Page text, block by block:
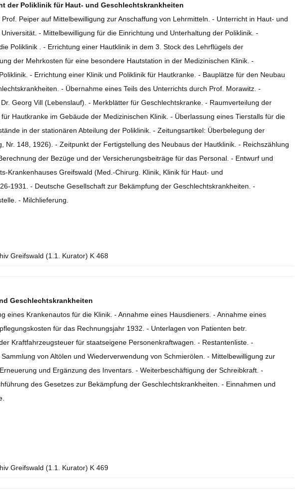
der Poliklinik für Haut- und Geschlechtskrankheiten
Prof. Peiper auf Mittelbewilligung zur Anschaffung von Lehrmitteln. - Unterricht in Haut- und
- Mittelbewilligung für die Einrichtung und Unterhaltung der Poliklinik. -
Poliklinik . - Errichtung einer Hautklinik in dem 3. Stock des Lehrflügels der
der Mehrkosten für eine besondere Hautstation in der Medizinischen Klinik. -
- Errichtung einer Klinik und Poliklinik für Hautkranke. - Bauplätze für den Neubau
- Übernahme eines Teils des Unterrichts durch Prof. Morawitz. -
Georg Vill (Lebenslauf). - Merkblätter für Geschlechtskranke. - Raumverteilung der
Hautkranke im Gebäude der Medizinischen Klinik. - Überlassung eines Tierstalls für die
in der stationären Abteilung der Poliklinik. - Zeitungsartikel: Überbelegung der
Nr. 148, 1926). - Zeitpunkt der Fertigstellung des Neubaus der Hautklinik. - Reichszählung
der Bezüge und der Versicherungsbeiträge für das Personal. - Entwurf und
Krankenhauses Greifswald (Med.-Chirurg. Klinik, Klinik für Haut- und
1931. - Deutsche Gesellschaft zur Bekämpfung der Geschlechtskrankheiten. -
- Milchlieferung.
Greifswald (1.1. Kurator) K 468
Geschlechtskrankheiten
eines Krankenautos für die Klinik. - Annahme eines Hausdieners. - Annahme eines
für das Rechnungsjahr 1932. - Unterlagen von Patienten betr.
Kraftfahrzeugsteuer für staatseigene Personenkraftwagen. - Restantenliste. -
von Altölen und Wiederverwendung von Schmierölen. - Mittelbewilligung zur
und Ergänzung des Inventars. - Weiterbeschäftigung der Schreibkraft. -
des Gesetzes zur Bekämpfung der Geschlechtskrankheiten. - Einnahmen und
Greifswald (1.1. Kurator) K 469